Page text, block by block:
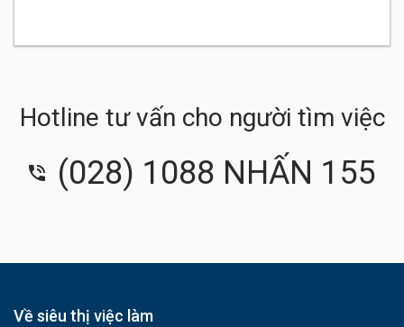
Hotline tư vấn cho người tìm việc
(028) 1088 NHẤN 155
Về siêu thị việc làm